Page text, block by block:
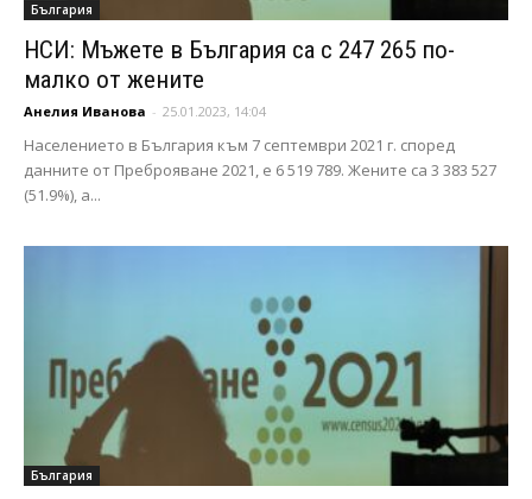
България
НСИ: Мъжете в България са с 247 265 по-
малко от жените
Анелия Иванова - 25.01.2023, 14:04
Населението в България към 7 септември 2021 г. според
данните от Преброяване 2021, е 6 519 789. Жените са 3 383 527
(51.9%), а...
България